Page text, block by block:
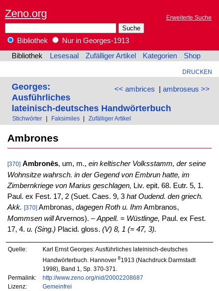
Zeno.org Erweiterte Suche
Bibliothek
Nur in Georges-1913
Bibliothek
Lesesaal Zufälliger Artikel Kategorien Shop
DRUCKEN
<< ambrices | ambroseus >>
Georges:
Ausführliches
lateinisch-deutsches Handwörterbuch
Stichwörter Faksimiles Zufälliger Artikel
Ambrones
[370] Ambronēs, um, m., ein keltischer Volksstamm, der seine
Wohnsitze wahrsch. in der Gegend von Embrun hatte, im
Zimbernkriege von Marius geschlagen, Liv. epit. 68. Eutr. 5, 1.
Paul. ex Fest. 17, 2 (Suet. Caes. 9, 3 hat Oudend. den griech.
Akk. [370]Ambronas, dagegen Roth u. Ihm Ambranos,
Mommsen willArvernos). –Appell. = Wüstlinge, Paul. ex Fest.
17, 4. u. (Sing.) Placid. gloss. (V) 8, 1 (= 47, 3).
Quelle:
Karl Ernst Georges: Ausführliches lateinisch-deutsches
Handwörterbuch. Hannover 81913 (Nachdruck Darmstadt
1998), Band 1, Sp. 370-371.
Permalink:
http://www.zeno.org/nid/20002208687
Lizenz:
Gemeinfrei